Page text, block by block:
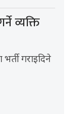
व्यक्ति
गराइदिने